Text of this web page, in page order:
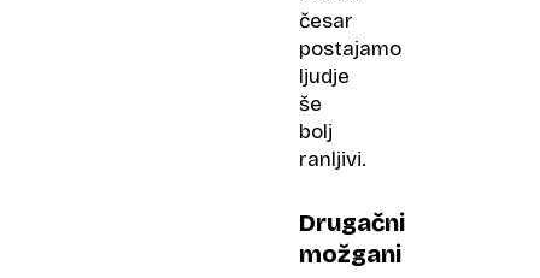
česar
postajamo
ljudje
še
bolj
ranljivi.
Drugačni
možgani